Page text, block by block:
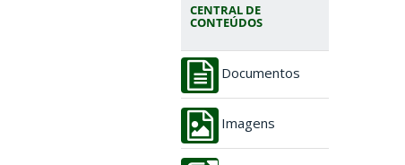
CENTRAL DE
CONTEÚDOS
Documentos
Imagens